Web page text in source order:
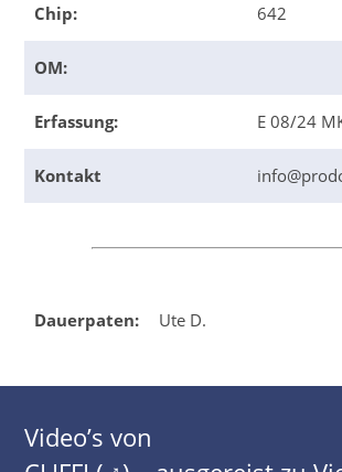
Chip: 642
OM:
Erfassung: E 08/24
Kontakt
Dauerpaten: Ute D.
Video’s von